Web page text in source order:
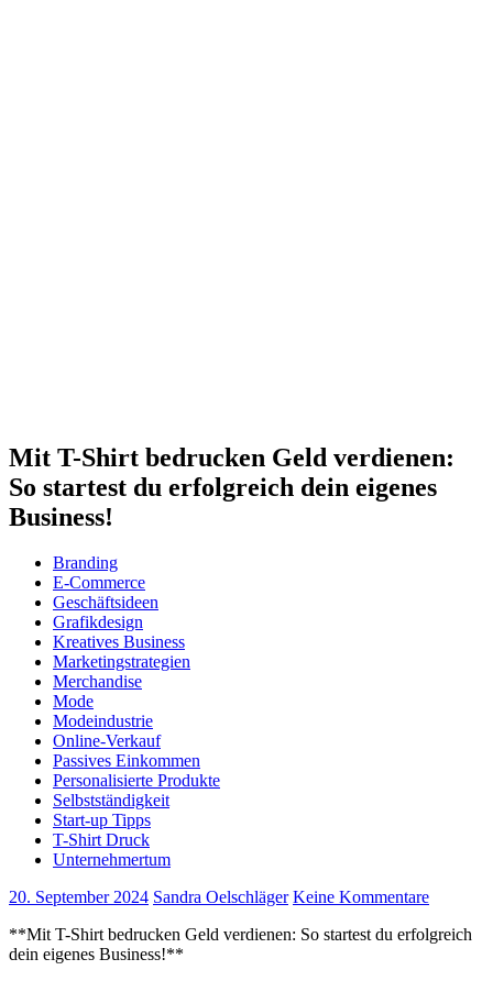
Mit T-Shirt bedrucken Geld verdienen:
So startest du erfolgreich dein eigenes
Business!
Branding
E-Commerce
Geschäftsideen
Grafikdesign
Kreatives Business
Marketingstrategien
Merchandise
Mode
Modeindustrie
Online-Verkauf
Passives Einkommen
Personalisierte Produkte
Selbstständigkeit
Start-up Tipps
T-Shirt Druck
Unternehmertum
20. September 2024 Sandra Oelschläger Keine Kommentare
**Mit T-Shirt ⁤bedrucken Geld‌ verdienen: So⁢ startest du erfolgreich
dein⁤ eigenes Business!**